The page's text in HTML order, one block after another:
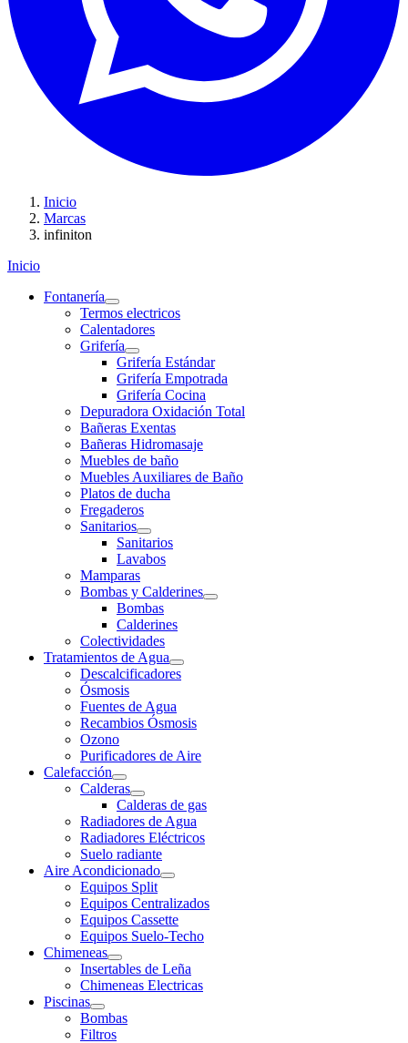
Inicio
Marcas
infiniton
Inicio
Fontanería
Termos electricos
Calentadores
Grifería
Grifería Estándar
Grifería Empotrada
Grifería Cocina
Depuradora Oxidación Total
Bañeras Exentas
Bañeras Hidromasaje
Muebles de baño
Muebles Auxiliares de Baño
Platos de ducha
Fregaderos
Sanitarios
Sanitarios
Lavabos
Mamparas
Bombas y Calderines
Bombas
Calderines
Colectividades
Tratamientos de Agua
Descalcificadores
Ósmosis
Fuentes de Agua
Recambios Ósmosis
Ozono
Purificadores de Aire
Calefacción
Calderas
Calderas de gas
Radiadores de Agua
Radiadores Eléctricos
Suelo radiante
Aire Acondicionado
Equipos Split
Equipos Centralizados
Equipos Cassette
Equipos Suelo-Techo
Chimeneas
Insertables de Leña
Chimeneas Electricas
Piscinas
Bombas
Filtros